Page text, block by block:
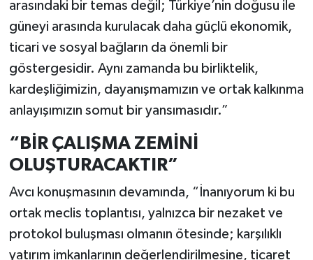
arasındaki bir temas değil; Türkiye’nin doğusu ile
güneyi arasında kurulacak daha güçlü ekonomik,
ticari ve sosyal bağların da önemli bir
göstergesidir. Aynı zamanda bu birliktelik,
kardeşliğimizin, dayanışmamızın ve ortak kalkınma
anlayışımızın somut bir yansımasıdır.”
“BİR ÇALIŞMA ZEMİNİ
OLUŞTURACAKTIR”
Avcı konuşmasının devamında, “İnanıyorum ki bu
ortak meclis toplantısı, yalnızca bir nezaket ve
protokol buluşması olmanın ötesinde; karşılıklı
yatırım imkanlarının değerlendirilmesine, ticaret